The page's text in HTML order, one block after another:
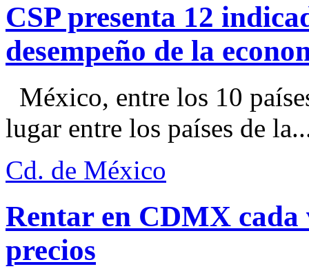
CSP presenta 12
desempeño de la
México, entre los 10
lugar entre los países de
Cd. de México
Rentar en CDMX cada
precios